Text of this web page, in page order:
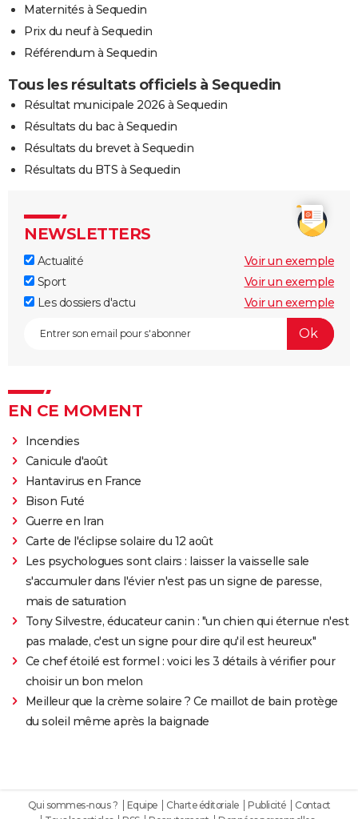
Maternités à Sequedin
Prix du neuf à Sequedin
Référendum à Sequedin
Tous les résultats officiels à Sequedin
Résultat municipale 2026 à Sequedin
Résultats du bac à Sequedin
Résultats du brevet à Sequedin
Résultats du BTS à Sequedin
NEWSLETTERS
Actualité
Voir un exemple
Sport
Voir un exemple
Les dossiers d'actu
Voir un exemple
EN CE MOMENT
Incendies
Canicule d'août
Hantavirus en France
Bison Futé
Guerre en Iran
Carte de l'éclipse solaire du 12 août
Les psychologues sont clairs : laisser la vaisselle sale
s'accumuler dans l'évier n'est pas un signe de paresse,
mais de saturation
Tony Silvestre, éducateur canin : "un chien qui éternue n'est
pas malade, c'est un signe pour dire qu'il est heureux"
Ce chef étoilé est formel : voici les 3 détails à vérifier pour
choisir un bon melon
Meilleur que la crème solaire ? Ce maillot de bain protège
du soleil même après la baignade
Qui sommes-nous ? Equipe Charte éditoriale Publicité
Contact